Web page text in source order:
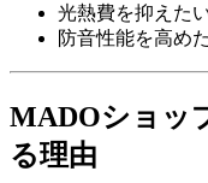
光熱費を抑えた
防音性能を高め
MADOショッ
る理由